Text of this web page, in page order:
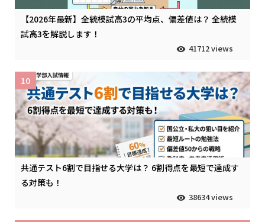
【2026年最新】全統模試高3の平均点、偏差値は？ 全統模
試高3を解説します！
41712 views
共通テスト6割で目指せる大学は？ 6割得点を最短で達成す
る対策も！
38634 views
10